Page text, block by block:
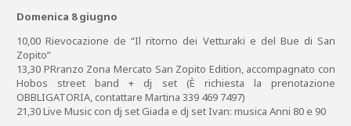
Domenica 8 giugno
10,00 Rievocazione de “Il ritorno dei Vetturaki e del Bue di San
Zopito”
13,30 PRranzo Zona Mercato San Zopito Edition, accompagnato con
Hobos street band + dj set (È richiesta la prenotazione
OBBLIGATORIA, contattare Martina 339 469 7497)
21,30 Live Music con dj set Giada e dj set Ivan: musica Anni 80 e 90